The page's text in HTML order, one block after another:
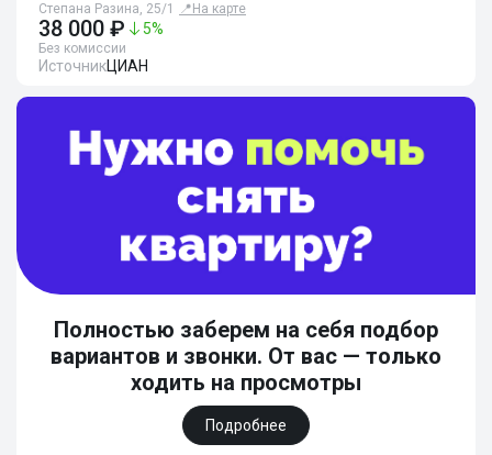
Степана Разина, 25/1
📍 На карте
38 000 ₽ 5%
Без комиссии
ИсточникЦИАН
Полностью заберем на себя подбор
вариантов и звонки. От вас — только
ходить на просмотры
Подробнее